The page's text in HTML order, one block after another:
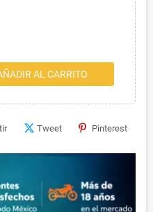
AL CARRITO
Tweet Pinterest